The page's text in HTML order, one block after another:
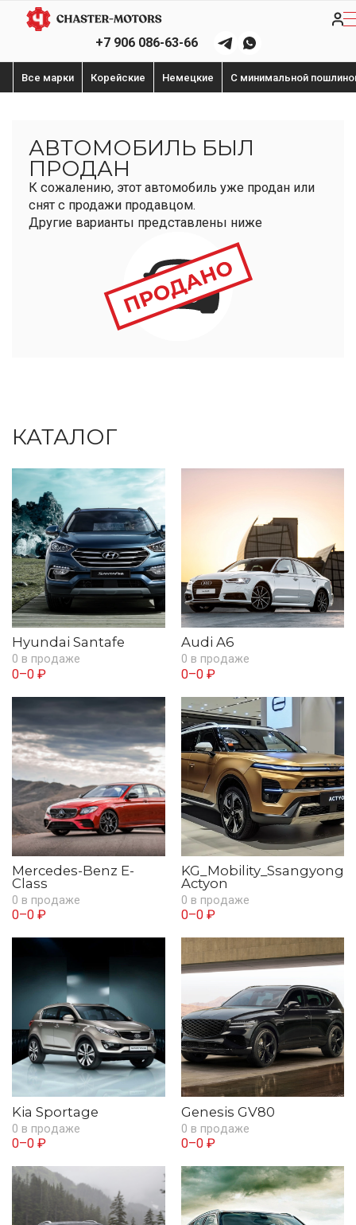
+7 906 086-63-66
Все марки Корейские Немецкие С минимальной
АВТОМОБИЛЬ БЫЛ
ПРОДАН
К сожалению, этот автомобиль уже продан или
снят с продажи продавцом.
Другие варианты представлены ниже
КАТАЛОГ
Hyundai Santafe
0 в продаже
0–0 ₽
Audi A6
0 в продаже
0–0 ₽
Mercedes-Benz E-
Class
0 в продаже
0–0 ₽
KG_Mobility_Ssangyong
Actyon
0 в продаже
0–0 ₽
Kia Sportage
0 в продаже
0–0 ₽
Genesis GV80
0 в продаже
0–0 ₽